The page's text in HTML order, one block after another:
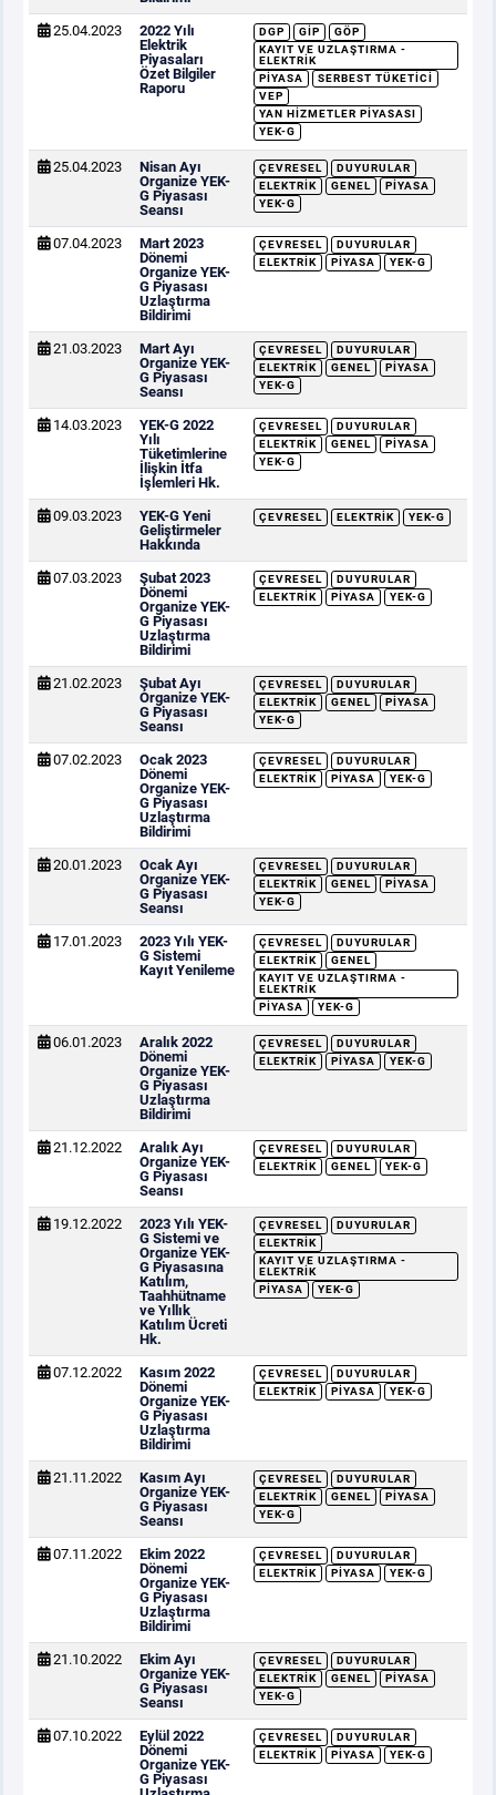
25.04.2023
2022 Yılı
Elektrik
Piyasaları
Özet Bilgiler
Raporu
DGP GİP
GÖP
KAYIT VE UZLAŞTIRMA -
ELEKTRIK
PIYASA
SERBEST TÜKETICI
VEP
YAN HIZMETLER PIYASASI
YEK-G
25.04.2023
Nisan Ayı
Organize YEK-
G Piyasası
Seansı
ÇEVRESEL
DUYURULAR
ELEKTRIK
GENEL
PIYASA
YEK-G
07.04.2023
Mart 2023
Dönemi
Organize YEK-
G Piyasası
Uzlaştırma
Bildirimi
ÇEVRESEL
DUYURULAR
ELEKTRIK
PIYASA YEK-G
21.03.2023
Mart Ayı
Organize YEK-
G Piyasası
Seansı
ÇEVRESEL
DUYURULAR
ELEKTRIK
GENEL
PIYASA
YEK-G
14.03.2023
YEK-G 2022
Yılı
Tüketimlerine
İlişkin İtfa
İşlemleri Hk.
ÇEVRESEL
DUYURULAR
ELEKTRIK
GENEL
PIYASA
YEK-G
09.03.2023
YEK-G Yeni
Geliştirmeler
Hakkında
ÇEVRESEL ELEKTRIK YEK-G
07.03.2023
Şubat 2023
Dönemi
Organize YEK-
G Piyasası
Uzlaştırma
Bildirimi
ÇEVRESEL
DUYURULAR
ELEKTRIK
PIYASA YEK-G
21.02.2023
Şubat Ayı
Organize YEK-
G Piyasası
Seansı
ÇEVRESEL
DUYURULAR
ELEKTRIK
GENEL
PIYASA
YEK-G
07.02.2023
Ocak 2023
Dönemi
Organize YEK-
G Piyasası
Uzlaştırma
Bildirimi
ÇEVRESEL
DUYURULAR
ELEKTRIK
PIYASA YEK-G
20.01.2023
Ocak Ayı
Organize YEK-
G Piyasası
Seansı
ÇEVRESEL
DUYURULAR
ELEKTRIK
GENEL
PIYASA
YEK-G
17.01.2023
2023 Yılı YEK-
G Sistemi
Kayıt Yenileme
ÇEVRESEL
DUYURULAR
ELEKTRIK
GENEL
KAYIT VE UZLAŞTIRMA -
ELEKTRIK
PIYASA
YEK-G
06.01.2023
Aralık 2022
Dönemi
Organize YEK-
G Piyasası
Uzlaştırma
Bildirimi
ÇEVRESEL
DUYURULAR
ELEKTRIK
PIYASA YEK-G
21.12.2022
Aralık Ayı
Organize YEK-
G Piyasası
Seansı
ÇEVRESEL
DUYURULAR
ELEKTRIK
GENEL YEK-G
19.12.2022
2023 Yılı YEK-
G Sistemi ve
Organize YEK-
G Piyasasına
Katılım,
Taahhütname
ve Yıllık
Katılım Ücreti
Hk.
ÇEVRESEL
DUYURULAR
ELEKTRIK
KAYIT VE UZLAŞTIRMA -
ELEKTRIK
PIYASA
YEK-G
07.12.2022
Kasım 2022
Dönemi
Organize YEK-
G Piyasası
Uzlaştırma
Bildirimi
ÇEVRESEL
DUYURULAR
ELEKTRIK
PIYASA YEK-G
21.11.2022
Kasım Ayı
Organize YEK-
G Piyasası
Seansı
ÇEVRESEL
DUYURULAR
ELEKTRIK
GENEL
PIYASA
YEK-G
07.11.2022
Ekim 2022
Dönemi
Organize YEK-
G Piyasası
Uzlaştırma
Bildirimi
ÇEVRESEL
DUYURULAR
ELEKTRIK
PIYASA YEK-G
21.10.2022
Ekim Ayı
Organize YEK-
G Piyasası
Seansı
ÇEVRESEL
DUYURULAR
ELEKTRIK
GENEL
PIYASA
YEK-G
07.10.2022
Eylül 2022
Dönemi
Organize YEK-
G Piyasası
ÇEVRESEL
DUYURULAR
ELEKTRIK
PIYASA YEK-G